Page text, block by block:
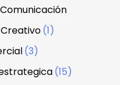
Comunicación
(1)
(3)
(15)